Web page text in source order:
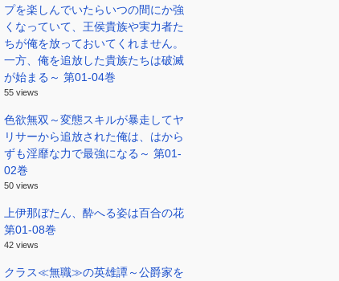
プを楽しんでいたらいつの間にか強
くなっていて、王侯貴族や実力者た
ちが俺を放っておいてくれません。
一方、俺を追放した貴族たちは破滅
が始まる～ 第01-04巻
55 views
色欲無双～変態スキルが暴走してヤ
リサーから追放された俺は、はから
ずも淫靡な力で最強になる～ 第01-
02巻
50 views
上伊那ぼたん、酔へる姿は百合の花
第01-08巻
42 views
クラス≪無職≫の英雄譚～公爵家を